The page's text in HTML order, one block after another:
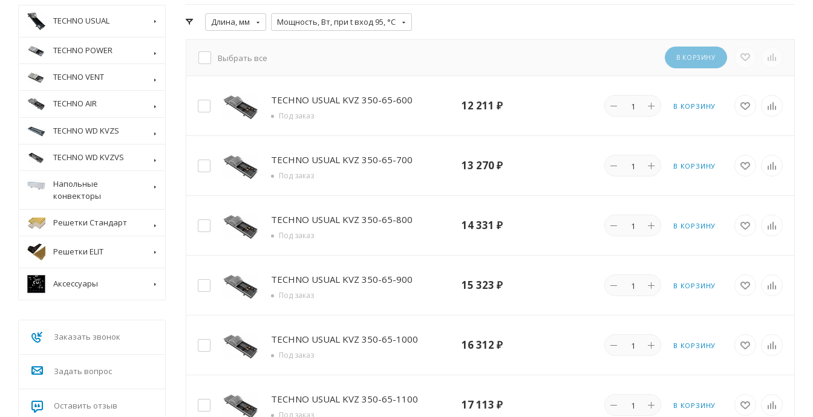
Длина, мм Мощность, Вт, при t вход 95, °C
Выбрать все В КОРЗИНУ
TECHNO USUAL KVZ 350-65-600
Под заказ
12 211 ₽ В КОРЗИНУ
TECHNO USUAL KVZ 350-65-700
Под заказ
13 270₽ В КОРЗИНУ
TECHNO USUAL KVZ 350-65-800
Под заказ
14 331 ₽ В КОРЗИНУ
TECHNO USUAL KVZ 350-65-900
Под заказ
15 323 ₽ В КОРЗИНУ
TECHNO USUAL KVZ 350-65-1000
Под заказ
16 312 ₽ В КОРЗИНУ
TECHNO USUAL KVZ 350-65-1100
Под заказ
17 113 ₽ В КОРЗИНУ
TECHNO USUAL
TECHNO POWER
TECHNO VENT
TECHNO AIR
TECHNO WD KVZS
TECHNO WD KVZVS
Напольные
конвекторы
Решетки Стандарт
Решетки ELIT
Аксессуары
Заказать звонок
Задать вопрос
Оставить отзыв